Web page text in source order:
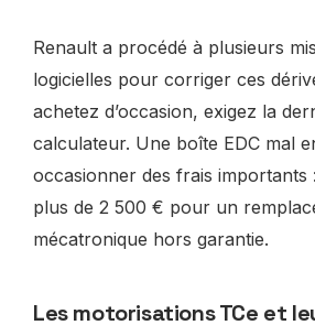
Renault a procédé à plusieurs
logicielles pour corriger ces
achetez d’occasion, exigez la
calculateur. Une boîte EDC mal
occasionner des frais importants
plus de 2 500 € pour un
mécatronique hors garantie.
Les motorisations TCe et